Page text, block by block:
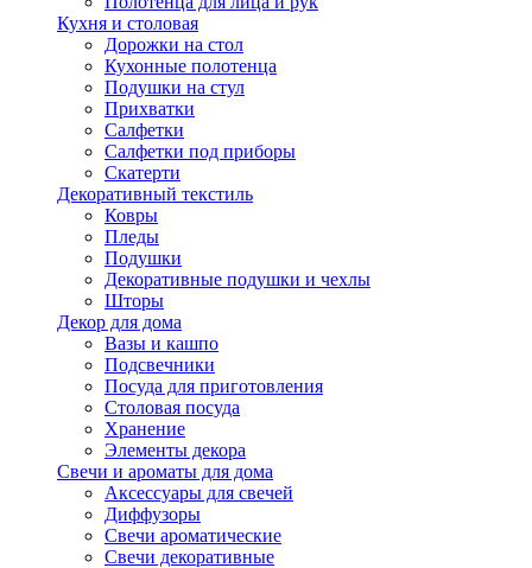
Кухня и столовая
Дорожки на стол
Кухонные полотенца
Подушки на стул
Прихватки
Салфетки
Салфетки под приборы
Скатерти
Декоративный текстиль
Ковры
Пледы
Подушки
Декоративные подушки и чехлы
Шторы
Декор для дома
Вазы и кашпо
Подсвечники
Посуда для приготовления
Столовая посуда
Хранение
Элементы декора
Свечи и ароматы для дома
Аксессуары для свечей
Диффузоры
Свечи ароматические
Свечи декоративные